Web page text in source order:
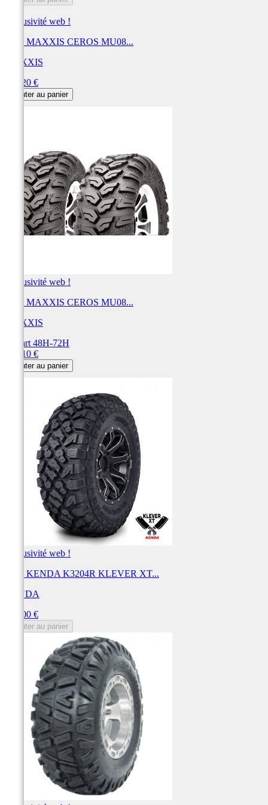
Exclusivité web !
Pneu MAXXIS CEROS MU08...
MAXXIS
306,20 €
Ajouter au panier
Exclusivité web !
Pneu MAXXIS CEROS MU08...
MAXXIS
Départ 48H-72H
304,10 €
Ajouter au panier
Exclusivité web !
Pneu KENDA K3204R KLEVER XT...
KENDA
297,00 €
Ajouter au panier